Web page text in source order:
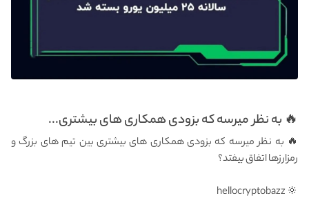
🔥 به نظر میرسه که بزودی همکاری های بیشتری...
🔥 به نظر میرسه که بزودی همکاری های بیشتری بین تیم های بزرگ و
رمزارزها اتفاق بیفتد؟
🔆 hellocryptobazz